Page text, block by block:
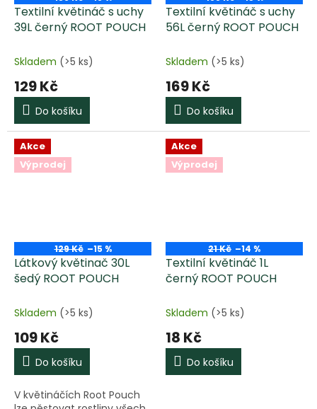
Textilní květináč s uchy
39L černý ROOT POUCH
Skladem (>5 ks)
129 Kč
Do košíku
Textilní květináč s uchy
56L černý ROOT POUCH
Skladem (>5 ks)
169 Kč
Do košíku
Akce
Výprodej
129 Kč –15 %
Látkový květinač 30L
šedý ROOT POUCH
Skladem (>5 ks)
109 Kč
Do košíku
V květináčích Root Pouch
Akce
Výprodej
21 Kč –14 %
Textilní květináč 1L
černý ROOT POUCH
Skladem (>5 ks)
18 Kč
Do košíku